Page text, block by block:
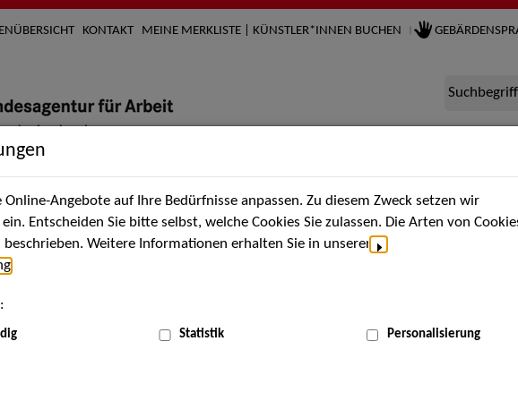
KONTAKT MEINE MERKLISTE | KÜNSTLER*INNEN BUCHEN
Suchbegriff
Künstler*innen Über uns Aktuelles Termine Portfolio
MENÜ
Angebote auf Ihre Bedürfnisse anpassen. Zu diesem Zweck setzen wir
Entscheiden Sie bitte selbst, welche Cookies Sie zulassen. Die Arten von
Weitere Informationen erhalten Sie in unserer
Statistik Personalisierung